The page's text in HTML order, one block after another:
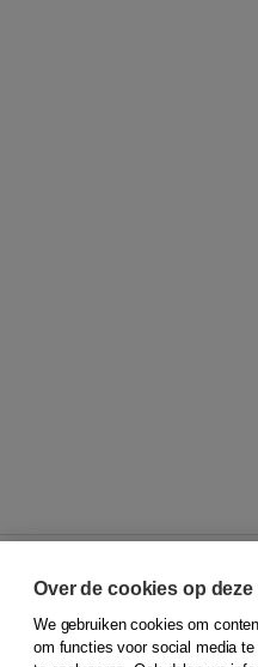
© 2026Koninklijke Boom
Over de cookies op deze
We gebruiken cookies om
om functies voor social media